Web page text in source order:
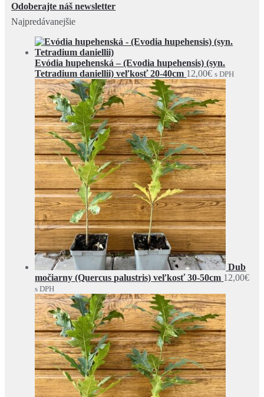
Odoberajte náš newsletter
Najpredávanejšie
Evódia hupehenská – (Evodia hupehensis) (syn.
Tetradium daniellii) veľkosť 20-40cm 12,00€ s DPH
Dub
močiarny (Quercus palustris) veľkosť 30-50cm 12,00€
s DPH